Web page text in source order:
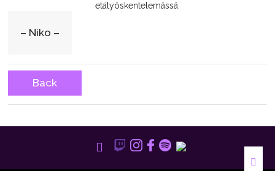
etätyöskentelemässä.
– Niko –
Back